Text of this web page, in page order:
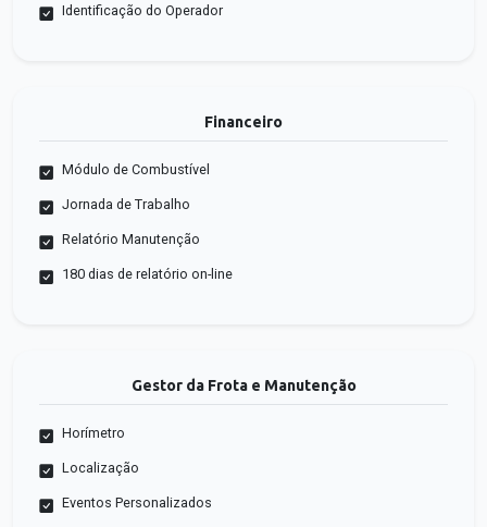
Identificação do Operador
Financeiro
Módulo de Combustível
Jornada de Trabalho
Relatório Manutenção
180 dias de relatório on-line
Gestor da Frota e Manutenção
Horímetro
Localização
Eventos Personalizados